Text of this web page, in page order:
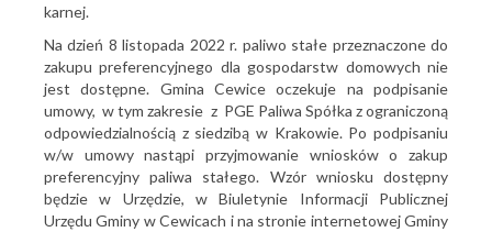
karnej.
Na dzień 8 listopada 2022 r. paliwo stałe przeznaczone do
zakupu preferencyjnego dla gospodarstw domowych nie
jest dostępne. Gmina Cewice oczekuje na podpisanie
umowy, w tym zakresie z PGE Paliwa Spółka z ograniczoną
odpowiedzialnością z siedzibą w Krakowie. Po podpisaniu
w/w umowy nastąpi przyjmowanie wniosków o zakup
preferencyjny paliwa stałego. Wzór wniosku dostępny
będzie w Urzędzie, w Biuletynie Informacji Publicznej
Urzędu Gminy w Cewicach i na stronie internetowej Gminy